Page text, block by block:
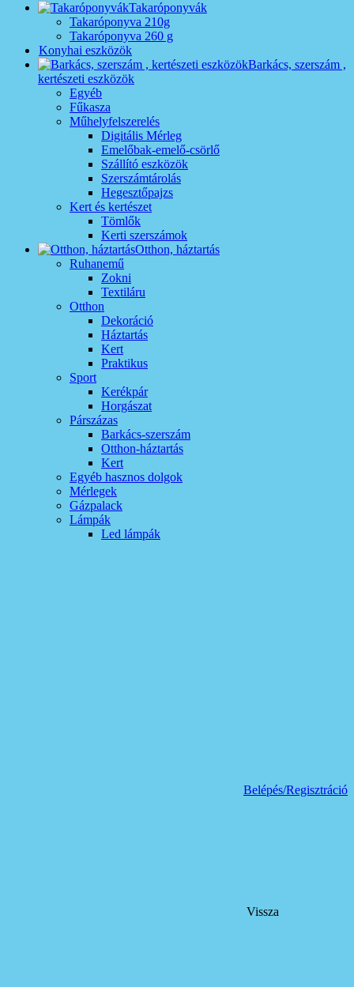
Takaróponyvák
Takaróponyva 210g
Takaróponyva 260 g
Konyhai eszközök
Barkács, szerszám ,
kertészeti eszközök
Egyéb
Fűkasza
Műhelyfelszerelés
Digitális Mérleg
Emelőbak-emelő-csörlő
Szállító eszközök
Szerszámtárolás
Hegesztőpajzs
Kert és kertészet
Tömlők
Kerti szerszámok
Otthon, háztartás
Ruhanemű
Zokni
Textiláru
Otthon
Dekoráció
Háztartás
Kert
Praktikus
Sport
Kerékpár
Horgászat
Párszázas
Barkács-szerszám
Otthon-háztartás
Kert
Egyéb hasznos dolgok
Mérlegek
Gázpalack
Lámpák
Led lámpák
Belépés/Regisztráció
Vissza